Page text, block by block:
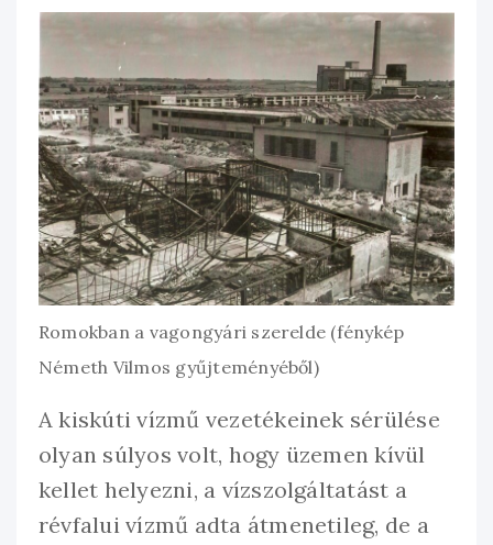
Romokban a vagongyári szerelde (fénykép
Németh Vilmos gyűjteményéből)
A kiskúti vízmű vezetékeinek sérülése
olyan súlyos volt, hogy üzemen kívül
kellet helyezni, a vízszolgáltatást a
révfalui vízmű adta átmenetileg, de a